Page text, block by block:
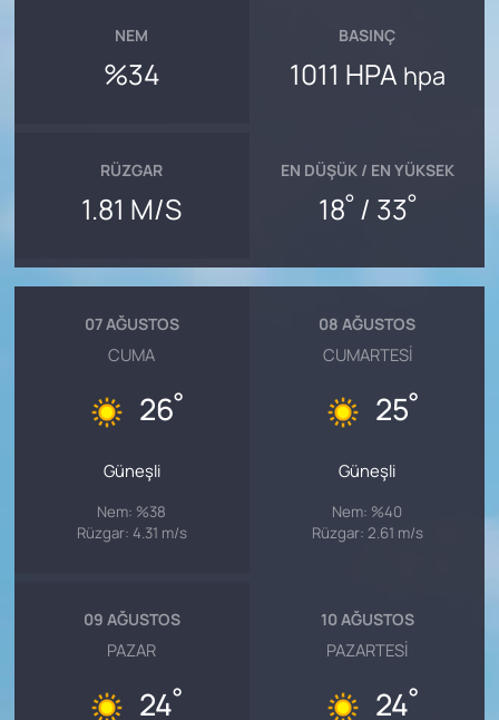
NEM
%34
BASINÇ
1011 HPA hpa
RÜZGAR
1.81 M/S
EN DÜŞÜK / EN YÜKSEK
18°/ 33°
07 AĞUSTOS
CUMA
26°
Güneşli
Nem: %38
Rüzgar: 4.31 m/s
08 AĞUSTOS
CUMARTESI
25°
Güneşli
Nem: %40
Rüzgar: 2.61 m/s
09 AĞUSTOS
PAZAR
24°
10 AĞUSTOS
PAZARTESI
24°